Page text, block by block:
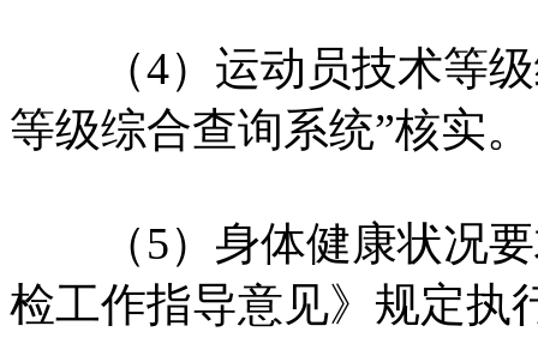
（4）运动员技术等级
等级综合查询系统”核实。
（5）身体健康状况要
检工作指导意见》规定执